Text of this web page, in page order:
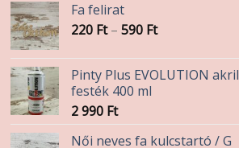
Fa felirat
220 Ft – 590 FtÁrtartomány:
-
590 Ft
Pinty Plus EVOLUTION akril
festék 400 ml
2 990 Ft
Női neves fa kulcstartó / G